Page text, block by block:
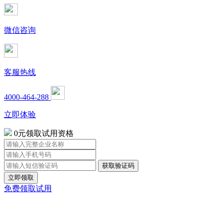
微信咨询
客服热线
4000-464-288
立即体验
0元领取试用资格
立即领取
免费领取试用